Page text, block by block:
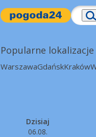
Popularne lokalizacje
WarszawaGdańskKraków
Dzisiaj
06.08.